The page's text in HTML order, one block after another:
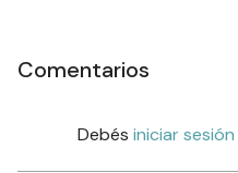
Comentarios
Debés iniciar sesión